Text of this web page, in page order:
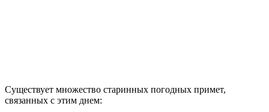
Существует множество старинных погодных примет,
связанных с этим днем: